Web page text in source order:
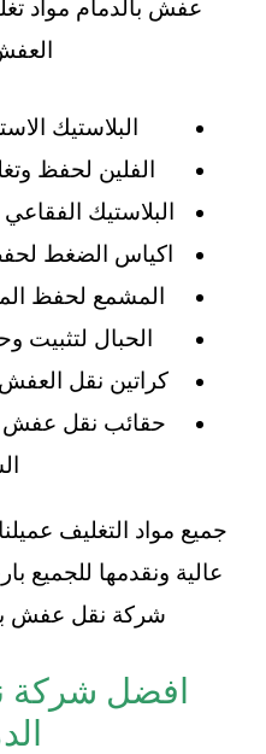
عفش بالدمام مواد
البلاستيك
الفلين لحفظ
البلاستيك
اكياس الضغط
المشمع لحفظ
الحبال لتثبيت
كراتين نقل
حقائب نقل عفش
جميع مواد التغليف
عالية ونقدمها للجميع
شركة نقل عفش
افضل